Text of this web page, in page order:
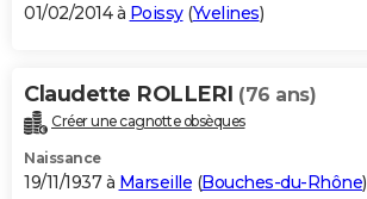
01/02/2014 à Poissy(Yvelines)
Claudette ROLLERI (76 ans)
Créer une cagnotte obsèques
Naissance
19/11/1937 à Marseille (Bouches-du-Rhône)